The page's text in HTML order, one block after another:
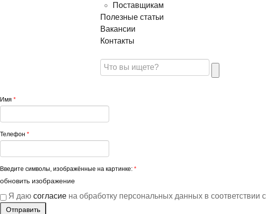
Поставщикам
Полезные статьи
Вакансии
Контакты
Имя *
Телефон *
Введите символы, изображённые на картинке: *
обновить изображение
Я даю согласие на обработку персональных данных в соответствии с